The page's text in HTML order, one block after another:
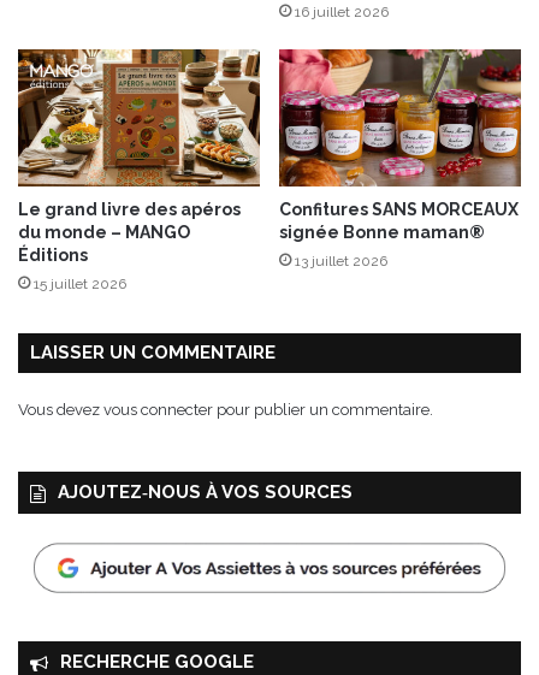
16 juillet 2026
Le grand livre des apéros
du monde – MANGO
Éditions
15 juillet 2026
Confitures SANS MORCEAUX
signée Bonne maman®
13 juillet 2026
LAISSER UN COMMENTAIRE
Vous devez vous connecter pour publier un commentaire.
AJOUTEZ‑NOUS À VOS SOURCES
RECHERCHE GOOGLE